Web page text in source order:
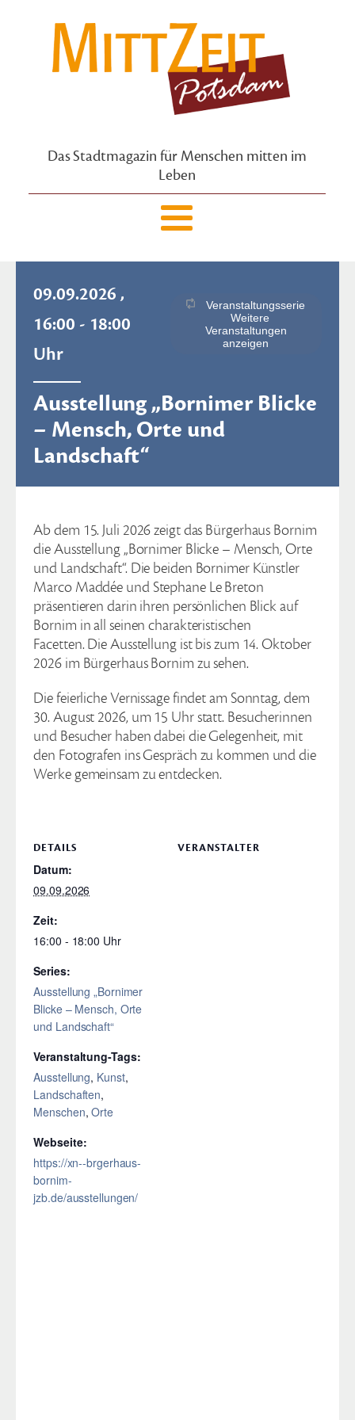
Das Stadtmagazin für Menschen mitten im
Leben
09.09.2026 ,
16:00 - 18:00
Uhr
Veranstaltungsserie
Weitere
Veranstaltungen
anzeigen
Ausstellung „Bornimer Blicke
– Mensch, Orte und
Landschaft“
Ab dem 15. Juli 2026 zeigt das Bürgerhaus Bornim
die Ausstellung „Bornimer Blicke – Mensch, Orte
und Landschaft“. Die beiden Bornimer Künstler
Marco Maddée und Stephane Le Breton
präsentieren darin ihren persönlichen Blick auf
Bornim in all seinen charakteristischen
Facetten. Die Ausstellung ist bis zum 14. Oktober
2026 im Bürgerhaus Bornim zu sehen.
Die feierliche Vernissage findet am Sonntag, dem
30. August 2026, um 15 Uhr statt. Besucherinnen
und Besucher haben dabei die Gelegenheit, mit
den Fotografen ins Gespräch zu kommen und die
Werke gemeinsam zu entdecken.
DETAILS
Datum:
09.09.2026
Zeit:
16:00 - 18:00
Series:
Ausstellung „Bornimer
Blicke – Mensch, Orte
und Landschaft“
Veranstaltung-Tags:
Ausstellung, Kunst,
Landschaften,
Menschen,Orte
Webseite:
https://xn--brgerhaus-
bornim-
jzb.de/ausstellungen/
VERANSTALTER